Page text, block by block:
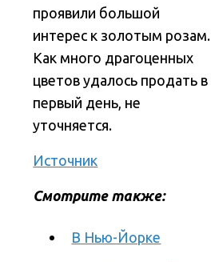
проявили большой
интерес к золотым розам.
Как много драгоценных
цветов удалось продать в
первый день, не
уточняется.
Источник
Смотрите также:
В Нью-Йорке